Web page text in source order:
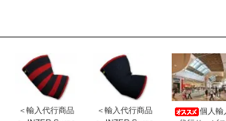
＜輸入代行商品
＜輸入代行商品
個人輸